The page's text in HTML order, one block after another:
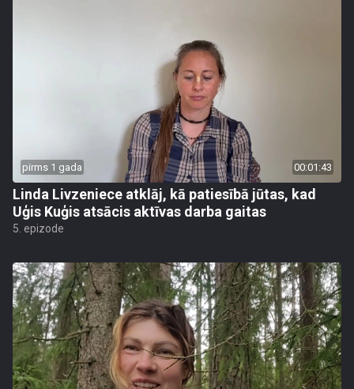
pirms 1 gada 00:01:43
Linda Livzeniece atklāj, kā patiesībā jūtas, kad
Uģis Kuģis atsācis aktīvas darba gaitas
5. epizode